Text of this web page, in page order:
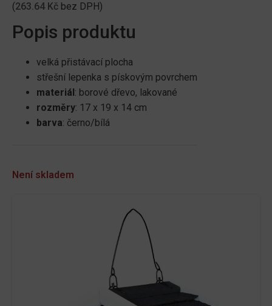
(263.64 Kč bez DPH)
Popis produktu
velká přistávací plocha
střešní lepenka s pískovým povrchem
materiál : borové dřevo, lakované
rozměry: 17 x 19 x 14 cm
barva: černo/bílá
Není skladem